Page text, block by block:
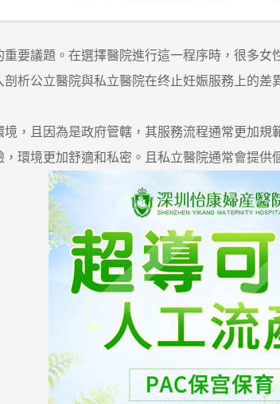
議題。在選擇醫院進行這一程序時，很多女
析公立醫院與私立醫院在终止妊娠服務上的差
且因為是政府管轄，其服務流程通常更加規
境更加舒適和私密。且私立醫院通常會提供